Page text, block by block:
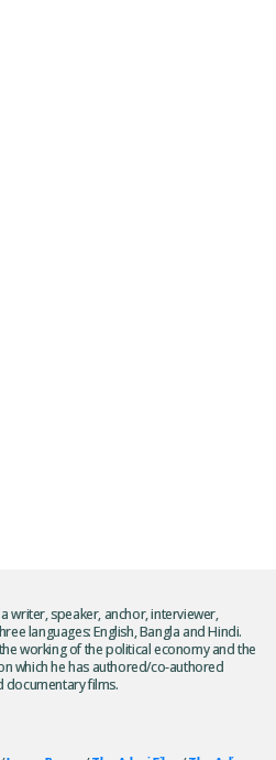
writer, speaker, anchor, interviewer,
languages: English, Bangla and Hindi.
working of the political economy and the
which he has authored/co-authored
films.